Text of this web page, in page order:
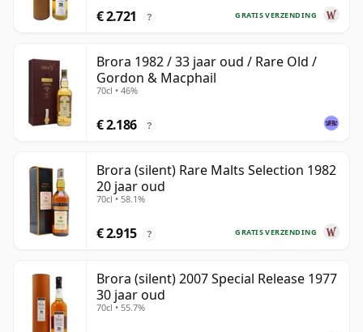
GRATIS VERZENDING
€ 2.721 ?
Brora 1982 / 33 jaar oud / Rare Old /
Gordon & Macphail
70cl • 46%
€ 2.186 ?
Brora (silent) Rare Malts Selection 1982
20 jaar oud
70cl • 58.1%
GRATIS VERZENDING
€ 2.915 ?
Brora (silent) 2007 Special Release 1977
30 jaar oud
70cl • 55.7%